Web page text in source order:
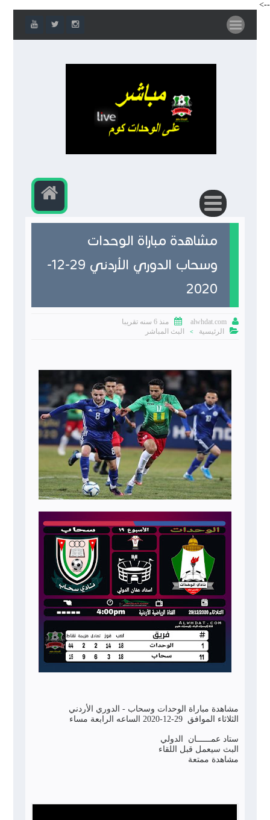
-->
مشاهدة مباراة الوحدات
وسحاب الدوري الأردني 29-12-
2020

alwhdat.com

منذ 6 سنه تقريبا

الرئيسية > البث المباشر
مشاهدة مباراة الوحدات وسحاب - الدوري الأردني
الثلاثاء الموافق 29-12-2020 الساعه الرابعة مساء
ستاد عمــــــان الدولي
البث سيعمل قبل اللقاء
مشاهدة ممتعة